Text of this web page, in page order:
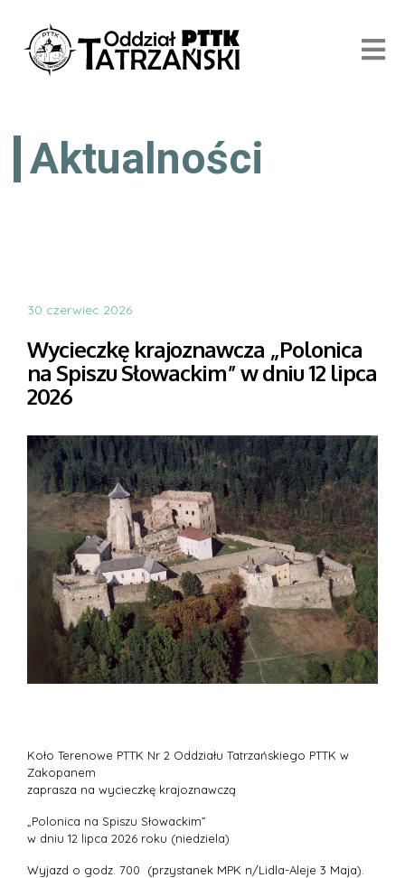
Aktualności
30 czerwiec 2026
Wycieczkę krajoznawcza „Polonica
na Spiszu Słowackim” w dniu 12 lipca
2026
Koło Terenowe PTTK Nr 2 Oddziału Tatrzańskiego PTTK w
Zakopanem
zaprasza na wycieczkę krajoznawczą
„Polonica na Spiszu Słowackim”
w dniu 12 lipca 2026 roku (niedziela)
Wyjazd o godz. 700 (przystanek MPK n/Lidla-Aleje 3 Maja).